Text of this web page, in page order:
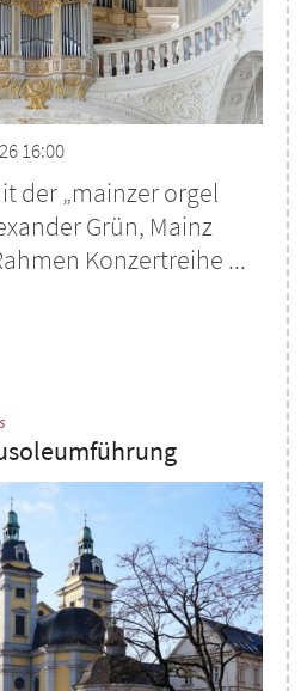
16:00
der „mainzer orgel
Grün, Mainz
Konzertreihe ...